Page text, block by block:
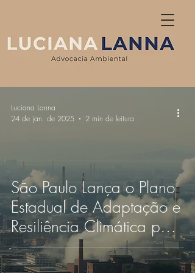
São Paulo Lança o Plano
Estadual de Adaptação e
Resiliência Climática para
Enfrentar Desafios
Climáticos e Melhorar a
Luciana Lanna
24 de jan. de 2025
2 min de leitura